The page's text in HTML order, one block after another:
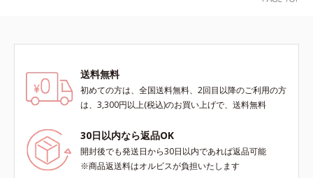
送料無料
初めての方は、全国送料無料、2回目以降のご利用の方
は、3,300円以上(税込)のお買い上げで、送料無料
30日以内なら返品OK
開封後でも発送日から30日以内であれば返品可能
※商品返送料はオルビスが負担いたします